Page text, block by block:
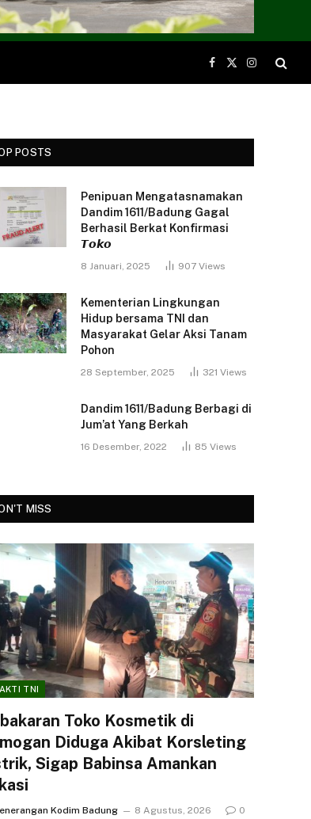
Facebook
X
(Twitter)
Instagram
POSTS
Penipuan Mengatasnamakan
Dandim 1611/Badung Gagal
Berhasil Berkat Konfirmasi
𝙏𝙤𝙠𝙤
8 Januari, 2025 907 Views
Kementerian Lingkungan
Hidup bersama TNI dan
Masyarakat Gelar Aksi Tanam
Pohon
28 September, 2025 321 Views
Dandim 1611/Badung Berbagi di
Jum’at Yang Berkah
16 Desember, 2022 85 Views
MISS
TNI
Toko Kosmetik di
Diduga Akibat Korsleting
Sigap Babinsa Amankan
Kodim Badung 8 Agustus, 2026 0